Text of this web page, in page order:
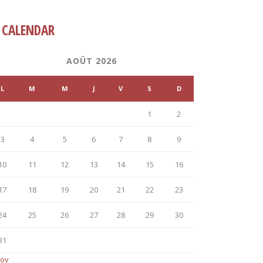
CALENDAR
AOÛT 2026
L M M J V S D
1 2
3 4 5 6 7 8 9
11 12 13 14 15 16
18 19 20 21 22 23
25 26 27 28 29 30